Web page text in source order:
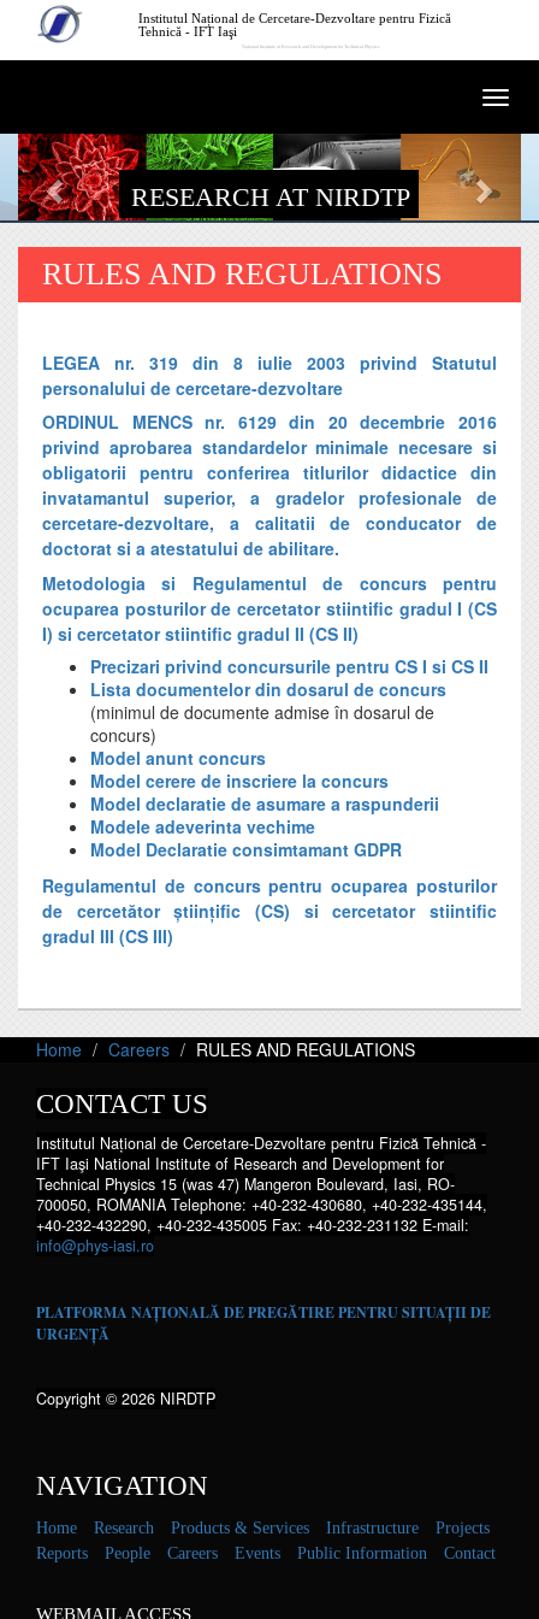
Skip to main contentInstitutul Național de Cercetare-Dezvoltare pentru Fizică
Tehnică - IFT Iaşi
National Institute of Research and Development for Technical Physics
RESEARCH AT NIRDTP
RULES AND REGULATIONS
LEGEA nr. 319 din 8 iulie 2003 privind Statutul
personalului de cercetare-dezvoltare
ORDINUL MENCS nr. 6129 din 20 decembrie 2016
privind aprobarea standardelor minimale necesare si
obligatorii pentru conferirea titlurilor didactice din
invatamantul superior, a gradelor profesionale de
cercetare-dezvoltare, a calitatii de conducator de
doctorat si a atestatului de abilitare.
Metodologia si Regulamentul de concurs pentru
ocuparea posturilor de cercetator stiintific gradul I (CS
I) si cercetator stiintific gradul II (CS II)
Precizari privind concursurile pentru CS I si CS II
Lista documentelor din dosarul de concurs
(minimul de documente admise în dosarul de
concurs)
Model anunt concurs
Model cerere de inscriere la concurs
Model declaratie de asumare a raspunderii
Modele adeverinta vechime
Model Declaratie consimtamant GDPR
Regulamentul de concurs pentru ocuparea posturilor
de cercetător științific (CS) si cercetator stiintific
gradul III (CS III)
Home Careers RULES AND REGULATIONS
CONTACT US
Institutul Național de Cercetare-Dezvoltare pentru Fizică Tehnică -
IFT Iaşi National Institute of Research and Development for
Technical Physics 15 (was 47) Mangeron Boulevard, Iasi, RO-
700050, ROMANIA Telephone: +40-232-430680, +40-232-435144,
+40-232-432290, +40-232-435005 Fax: +40-232-231132 E-mail:
info@phys-iasi.ro
PLATFORMA NAȚIONALĂ DE PREGĂTIRE PENTRU SITUAȚII DE
URGENȚĂ
Copyright © 2026 NIRDTP
NAVIGATION
Home Research Products & Services Infrastructure
Projects
Reports
People Careers Events Public Information Contact
WEBMAIL ACCESS